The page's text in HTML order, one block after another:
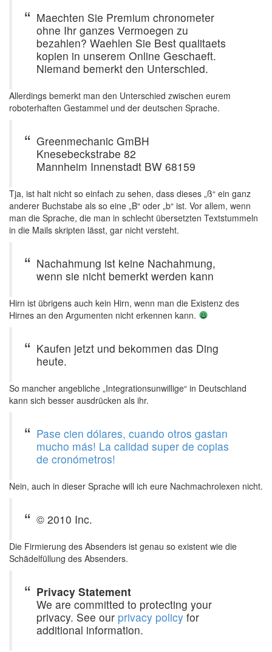
Maechten Sie Premium chronometer
ohne Ihr ganzes Vermoegen zu
bezahlen? Waehlen Sie Best qualitaets
kopien in unserem Online Geschaeft.
Niemand bemerkt den Unterschied.
Allerdings bemerkt man den Unterschied zwischen eurem
roboterhaften Gestammel und der deutschen Sprache.
Greenmechanic GmBH
Knesebeckstrabe 82
Mannheim Innenstadt BW 68159
Tja, ist halt nicht so einfach zu sehen, dass dieses „ß“ ein ganz
anderer Buchstabe als so eine „B“ oder „b“ ist. Vor allem, wenn
man die Sprache, die man in schlecht übersetzten Textstummeln
in die Mails skripten lässt, gar nicht versteht.
Nachahmung ist keine Nachahmung,
wenn sie nicht bemerkt werden kann
Hirn ist übrigens auch kein Hirn, wenn man die Existenz des
Hirnes an den Argumenten nicht erkennen kann.
Kaufen jetzt und bekommen das Ding
heute.
So mancher angebliche „Integrationsunwillige“ in Deutschland
kann sich besser ausdrücken als ihr.
Pase cien dólares, cuando otros gastan
mucho más! La calidad super de copias
de cronómetros!
Nein, auch in dieser Sprache will ich eure Nachmachrolexen nicht.
© 2010 Inc.
Die Firmierung des Absenders ist genau so existent wie die
Schädelfüllung des Absenders.
Privacy Statement
We are committed to protecting your
privacy. See our privacy policy for
additional information.